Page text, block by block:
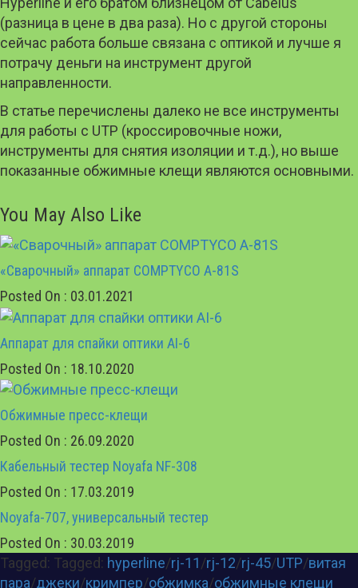
(разница в цене в два раза). Но с другой стороны
сейчас работа больше связана с оптикой и лучше я
потрачу деньги на инструмент другой
направленности.
В статье перечислены далеко не все инструменты
для работы с UTP (кроссировочные ножи,
инструменты для снятия изоляции и т.д.), но выше
показанные обжимные клещи являются основными.
You May Also Like
«Сварочный» аппарат COMPTYCO A-81S
Posted On : 03.01.2021
Аппарат для спайки оптики AI-6
Posted On : 18.10.2020
Обжимные пресс-клещи
Posted On : 26.09.2020
Кабельный тестер Noyafa NF-308
Posted On : 17.03.2019
Noyafa-707, универсальный тестер
Posted On : 30.03.2019
Tagged: Tagged: hyperline/rj-11/rj-12/rj-45/UTP/витая
пара/джеки/кримпер/обжимка/обжимные клещи